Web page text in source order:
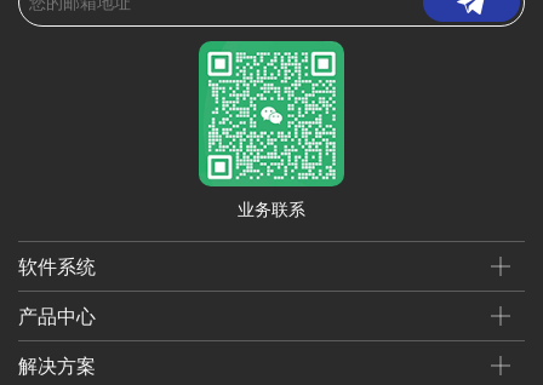
业务联系
软件系统
产品中心
解决方案